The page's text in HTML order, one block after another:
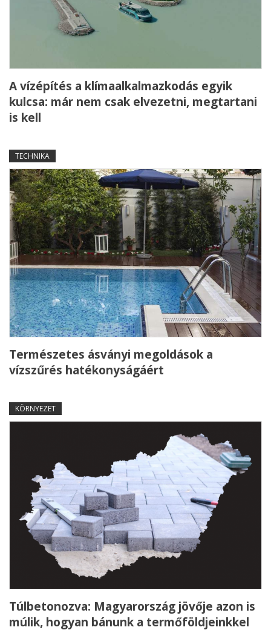
A vízépítés a klímaalkalmazkodás egyik
kulcsa: már nem csak elvezetni, megtartani
is kell
TECHNIKA
Természetes ásványi megoldások a
vízszűrés hatékonyságáért
KÖRNYEZET
Túlbetonozva: Magyarország jövője azon is
múlik, hogyan bánunk a termőföldjeinkkel